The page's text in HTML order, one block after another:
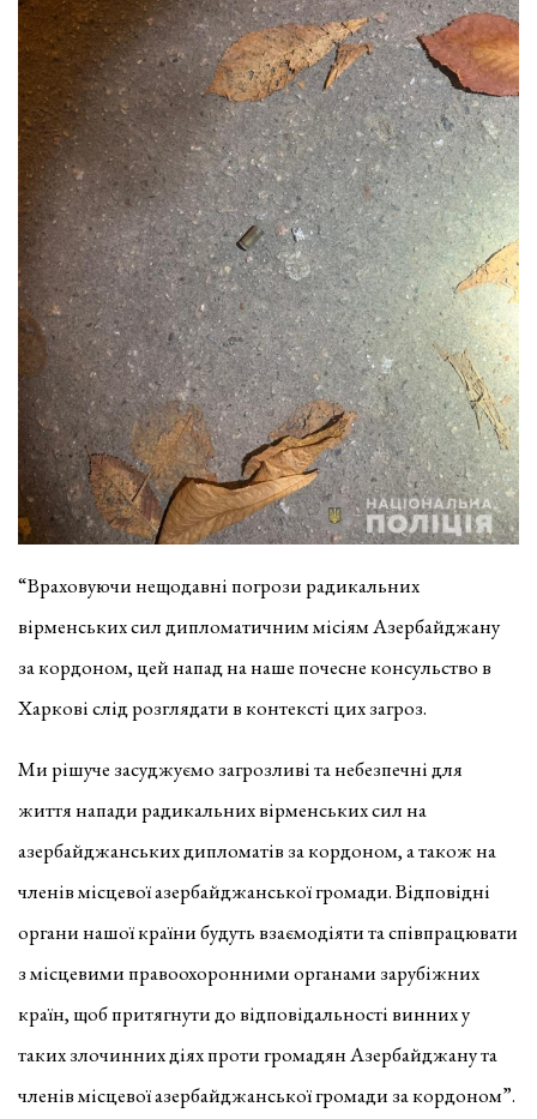
“Враховуючи нещодавні погрози радикальних
вірменських сил дипломатичним місіям Азербайджану
за кордоном, цей напад на наше почесне консульство в
Харкові слід розглядати в контексті цих загроз.
Ми рішуче засуджуємо загрозливі та небезпечні для
життя напади радикальних вірменських сил на
азербайджанських дипломатів за кордоном, а також на
членів місцевої азербайджанської громади. Відповідні
органи нашої країни будуть взаємодіяти та співпрацювати
з місцевими правоохоронними органами зарубіжних
країн, щоб притягнути до відповідальності винних у
таких злочинних діях проти громадян Азербайджану та
членів місцевої азербайджанської громади за кордоном”.